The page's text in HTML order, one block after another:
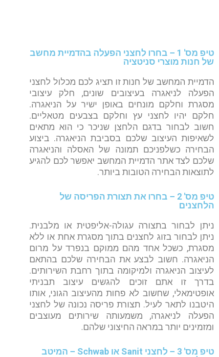
טיפ מס' 1 – בחרו לחצני הפעלה בהדמיית מחשב
של חנות מוצרי סניטציה
הדמיית המחשב של חנות זו תציג לכם מכלול לחצני
הפעלה לניאגרה בעיצובים שונים, חלק עיצובי
מסגרת וחלקם מונחים באופן ישיר על הניאגרה.
חלקם יהיו לחצני עץ וחלקם בצבעים מטאליים.
חשוב לבחור בדגם הלחצן שניכר כי הוא מתאים
לשאיפות העיצוב שלכם בסביבת הניאגרה. ביצוע
הבחירה כשלפניכם תמונה של האסלה והניאגרה
שלכם לצד אתר הדמיית המחשב יאפשר לכם להגיע
לתוצאות הבחירה הטובות ביותר.
טיפ מס' 2 – בחרו את תצורת הפריסה של
הלחצנים
ניתן לבחור בתצורה עגולה-אליפטית או מלבנית.
ניתן לבחור בזוג לחצנים בתוך מסגרת אחת או ללא
מסגרת, כשכל אחד מהם ממוקם בנפרד על מרום
הניאגרה. חשוב לבצע את הבחירה שלכם בהתאם
לעיצוב הניאגרה ולמיקומה בתוך רחבת השירותים.
בדרך זו אתם זוכים להגשים עיצוב תבניתי
אופטימאלי, שחשוב לא פחות מהעיצוב הגוני, אותו
היטבנו לתאר לעיל. תצורת פריסה נכונה של לחצני
הפעלה לניאגרה, משמעותה שירותים מעוצבים
ומזמינים יותר במראה החיצוני שלהם.
טיפ מס' 3 – לחצני Sanit או Schwab – המיטב